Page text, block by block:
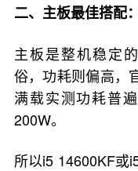
二、主板最佳搭配
主板是整机稳定
俗，功耗则偏高，
满载实测功耗普
200W。
所以i5 14600KF或